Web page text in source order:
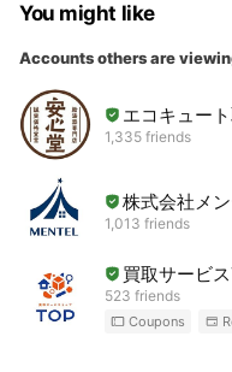
You might like
Accounts others are
エコキュー
1,335 friends
株式会社メ
1,013 friends
買取サービ
523 friends
Coupons